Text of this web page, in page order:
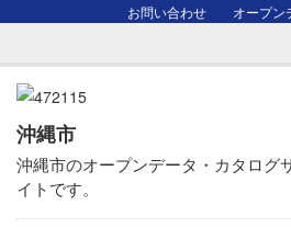
お問い合わせ オープン
沖縄市
沖縄市のオープンデータ・カタログ
イトです。